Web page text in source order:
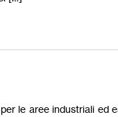
le aree industriali ed